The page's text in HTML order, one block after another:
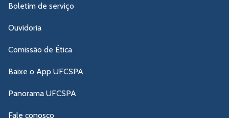
Boletim de serviço
Ouvidoria
Comissão de Ética
Baixe o App UFCSPA
Panorama UFCSPA
Fale conosco